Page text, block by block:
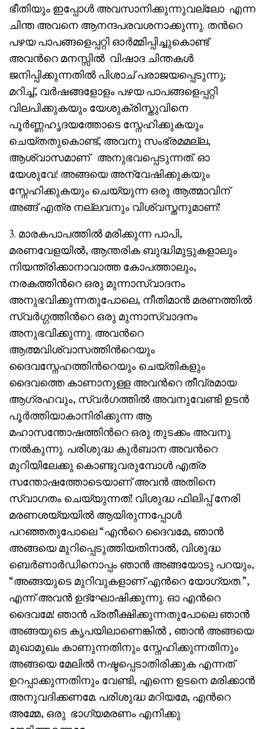
ഭീതിയും ഇപ്പോൾ അവസാനിക്കുന്നുവല്ലോ എന്ന
ചിന്ത അവനെ ആനന്ദപരവശനാക്കുന്നു. തൻറെ
പഴയ പാപങ്ങളെപ്പറ്റി ഓർമ്മിപ്പിച്ചുകൊണ്ട്
അവൻറെ മനസ്സിൽ വിഷാദ ചിന്തകൾ
ജനിപ്പിക്കുന്നതിൽ പിശാച് പരാജയപ്പെടുന്നു;
മറിച്ച്, വർഷങ്ങളോളം പഴയ പാപങ്ങളെപ്പറ്റി
വിലപിക്കുകയും യേശുക്രിസ്തുവിനെ
പൂർണ്ണഹൃദയത്തോടെ സ്നേഹിക്കുകയും
ചെയ്തതുകൊണ്ട്, അവനു സംഭ്രമമല്ല,
ആശ്വാസമാണ് അനുഭവപ്പെടുന്നത്. ഓ
യേശുവേ! അങ്ങയെ അന്വേഷിക്കുകയും
സ്നേഹിക്കുകയും ചെയ്യുന്ന ഒരു ആത്മാവിന്
അങ്ങ് എത്ര നല്ലവനും വിശ്വസ്തനുമാണ്!
3. മാരകപാപത്തിൽ മരിക്കുന്ന പാപി,
മരണവേളയിൽ, ആന്തരിക ബുദ്ധിമുട്ടുകളാലും
നിയന്ത്രിക്കാനാവാത്ത കോപത്താലും,
നരകത്തിൻറെ ഒരു മുന്നാസ്വാദനം
അനുഭവിക്കുന്നതുപോലെ, നീതിമാൻ മരണത്തിൽ
സ്വർഗ്ഗത്തിൻറെ ഒരു മുന്നാസ്വാദനം
അനുഭവിക്കുന്നു. അവൻറെ
ആത്മവിശ്വാസത്തിൻറെയും
ദൈവസ്നേഹത്തിൻറെയും ചെയ്‌തികളും
ദൈവത്തെ കാണാനുള്ള അവൻറെ തീവ്രമായ
ആഗ്രഹവും, സ്വർഗത്തിൽ അവനുവേണ്ടി ഉടൻ
പൂർത്തിയാകാനിരിക്കുന്ന ആ
മഹാസന്തോഷത്തിൻറെ ഒരു തുടക്കം അവനു
നൽകുന്നു. പരിശുദ്ധ കുർബാന അവൻറെ
മുറിയിലേക്കു കൊണ്ടുവരുമ്പോൾ എത്ര
സന്തോഷത്തോടെയാണ് അവൻ അതിനെ
സ്വാഗതം ചെയ്യുന്നത്! വിശുദ്ധ ഫിലിപ്പ് നേരി
മരണശയ്യയിൽ ആയിരുന്നപ്പോൾ
പറഞ്ഞതുപോലെ “എൻറെ ദൈവമേ, ഞാൻ
അങ്ങയെ മുറിപ്പെടുത്തിയതിനാൽ, വിശുദ്ധ
ബെർണാർഡിനൊപ്പം ഞാൻ അങ്ങയോടു പറയും,
“അങ്ങയുടെ മുറിവുകളാണ് എൻറെ യോഗ്യത.”,
എന്ന് അവൻ ഉദ്‌ഘോഷിക്കുന്നു. ഓ എൻറെ
ദൈവമേ! ഞാൻ പ്രതീക്ഷിക്കുന്നതുപോലെ ഞാൻ
അങ്ങയുടെ കൃപയിലാണെങ്കിൽ , ഞാൻ അങ്ങയെ
മുഖാമുഖം കാണുന്നതിനും സ്നേഹിക്കുന്നതിനും
അങ്ങയെ മേലിൽ നഷ്ടപ്പെടാതിരിക്കുക എന്നത്
ഉറപ്പാക്കുന്നതിനും വേണ്ടി, എന്നെ ഉടനെ മരിക്കാൻ
അനുവദിക്കണമേ. പരിശുദ്ധ മറിയമേ, എൻറെ
അമ്മേ, ഒരു ഭാഗ്യമരണം എനിക്കു